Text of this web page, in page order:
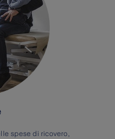
spese di ricovero,